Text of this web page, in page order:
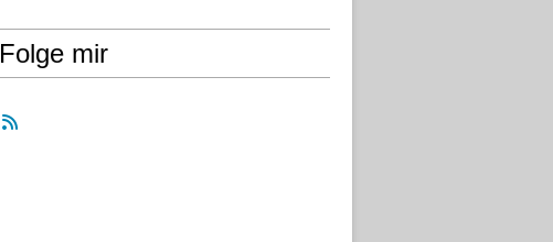
Folge mir